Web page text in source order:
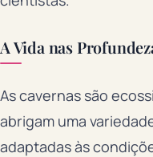
A Vida nas
As cavernas são
abrigam uma
adaptadas às